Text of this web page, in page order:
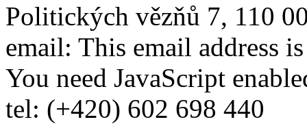
Politických vězňů 7, 110
email: This email address
You need JavaScript
tel: (+420) 602 698 440